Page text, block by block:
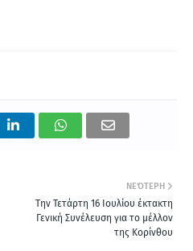
ΝΕΌΤΕΡΗ
Την Τετάρτη 16 Ιουλίου έκτακτη
Γενική Συνέλευση για το μέλλον
της Κορίνθου